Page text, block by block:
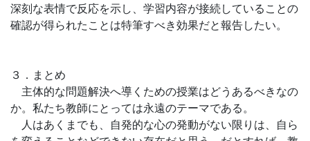
深刻な表情で反応を示し、学習内容が接続していることの
確認が得られたことは特筆すべき効果だと報告したい。
３．まとめ
主体的な問題解決へ導くための授業はどうあるべきなの
か。私たち教師にとっては永遠のテーマである。
人はあくまでも、自発的な心の発動がない限りは、自ら